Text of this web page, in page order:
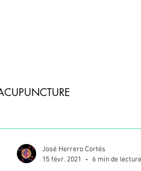
José Herrero Cortés
15 févr. 2021
6 min de lecture